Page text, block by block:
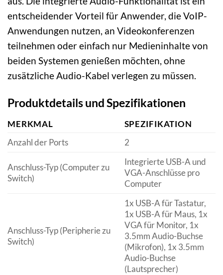
entscheidender Vorteil für Anwender, die VoIP-
Anwendungen nutzen, an Videokonferenzen
teilnehmen oder einfach nur Medieninhalte von
beiden Systemen genießen möchten, ohne
zusätzliche Audio-Kabel verlegen zu müssen.
Produktdetails und Spezifikationen
MERKMAL
SPEZIFIKATION
Anzahl der Ports
2
Anschluss-Typ (Computer zu
Switch)
Integrierte USB-A und
VGA-Anschlüsse pro
Computer
Anschluss-Typ (Peripherie zu
Switch)
1x USB-A für Tastatur,
1x USB-A für Maus, 1x
VGA für Monitor, 1x
3.5mm Audio-Buchse
(Mikrofon), 1x 3.5mm
Audio-Buchse
(Lautsprecher)